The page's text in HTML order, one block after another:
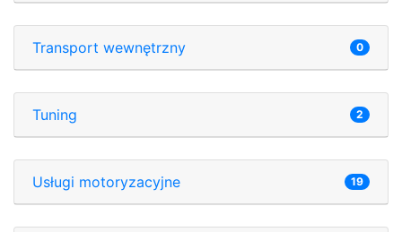
Transport wewnętrzny 0
Tuning 2
Usługi motoryzacyjne 19